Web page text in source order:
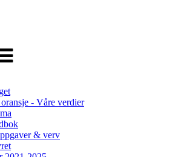
- Våre verdier
& verv